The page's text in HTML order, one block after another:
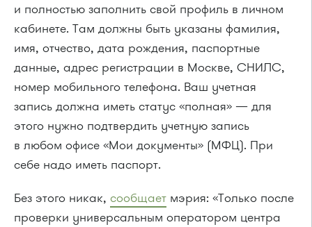
и полностью заполнить свой профиль в личном
кабинете. Там должны быть указаны фамилия,
имя, отчество, дата рождения, паспортные
данные, адрес регистрации в Москве, СНИЛС,
номер мобильного телефона. Ваш учетная
запись должна иметь статус «полная» — для
этого нужно подтвердить учетную запись
в любом офисе «Мои документы» (МФЦ). При
себе надо иметь паспорт.
Без этого никак, сообщает мэрия: «Только после
проверки универсальным оператором центра